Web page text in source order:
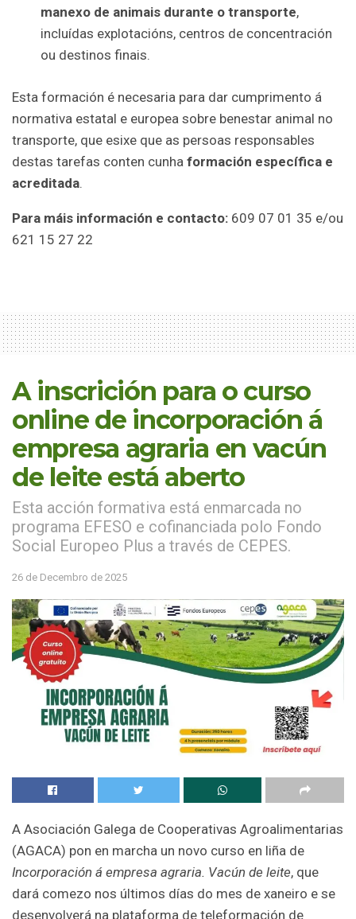
manexo de animais durante o transporte,
incluídas explotacións, centros de concentración
ou destinos finais.
Esta formación é necesaria para dar cumprimento á
normativa estatal e europea sobre benestar animal no
transporte, que esixe que as persoas responsables
destas tarefas conten cunha formación específica e
acreditada.
Para máis información e contacto: 609 07 01 35 e/ou
621 15 27 22
A inscrición para o curso
online de incorporación á
empresa agraria en vacún
de leite está aberto
Esta acción formativa está enmarcada no
programa EFESO e cofinanciada polo Fondo
Social Europeo Plus a través de CEPES.
26 de Decembro de 2025
A Asociación Galega de Cooperativas Agroalimentarias
(AGACA) pon en marcha un novo curso en liña de
Incorporación á empresa agraria. Vacún de leite, que
dará comezo nos últimos días do mes de xaneiro e se
desenvolverá na plataforma de teleformación de